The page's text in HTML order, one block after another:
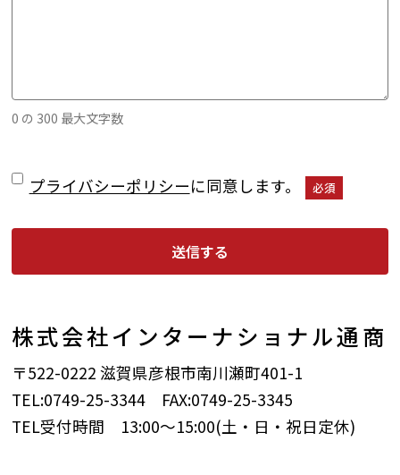
0 の 300 最大文字数
プ
イ
ポ
リ
シ
ー
プライバシーポリシーに同意します。 必須
株式会社インターナショナル通商
〒522-0222 滋賀県彦根市南川瀬町401-1
TEL:0749-25-3344 FAX:0749-25-3345
TEL受付時間 13:00～15:00(土・日・祝日定休)